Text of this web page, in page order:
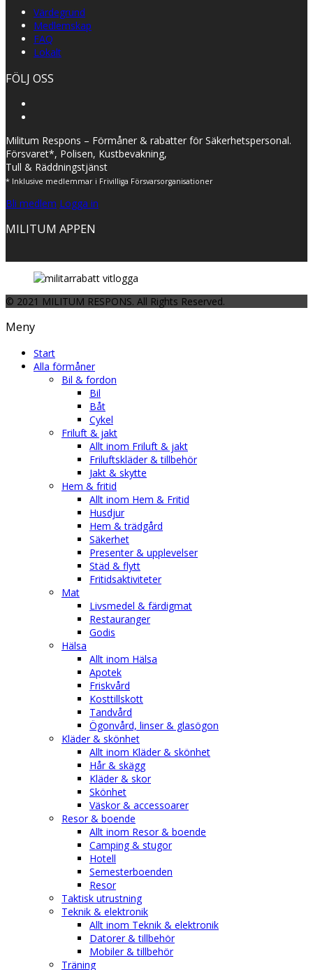
Värdegrund
Medlemskap
FAQ
Lokalt
FÖLJ OSS
Militum Respons – Förmåner & rabatter för Säkerhetspersonal.
Försvaret*, Polisen, Kustbevakning,
Tull & Räddningstjänst
* Inklusive medlemmar i Frivilliga Försvarsorganisationer
Bli medlem Logga in
MILITUM APPEN
© 2021 MILITUM RESPONS. All Rights Reserved.
Meny
Start
Alla förmåner
Bil & fordon
Bil
Båt
Cykel
Friluft & jakt
Allt inom Friluft & jakt
Friluftskläder & tillbehör
Jakt & skytte
Hem & fritid
Allt inom Hem & Fritid
Husdjur
Hem & trädgård
Säkerhet
Presenter & upplevelser
Städ & flytt
Fritidsaktiviteter
Mat
Livsmedel & färdigmat
Restauranger
Godis
Hälsa
Allt inom Hälsa
Apotek
Friskvård
Kosttillskott
Tandvård
Ögonvård, linser & glasögon
Kläder & skönhet
Allt inom Kläder & skönhet
Hår & skägg
Kläder & skor
Skönhet
Väskor & accessoarer
Resor & boende
Allt inom Resor & boende
Camping & stugor
Hotell
Semesterboenden
Resor
Taktisk utrustning
Teknik & elektronik
Allt inom Teknik & elektronik
Datorer & tillbehör
Mobiler & tillbehör
Träning